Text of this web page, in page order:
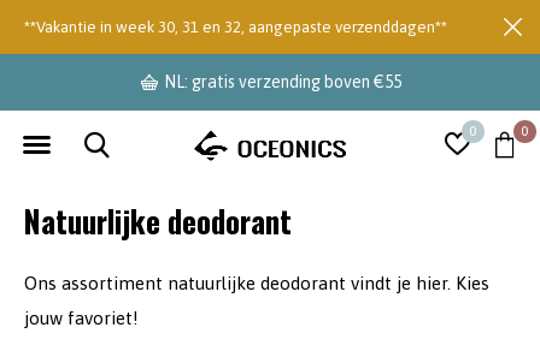
0 0
NL: gratis verzending boven €55
**Vakantie in week 30, 31 en 32, aangepaste verzenddagen**
Natuurlijke deodorant
Ons assortiment natuurlijke deodorant vindt je hier. Kies
jouw favoriet!